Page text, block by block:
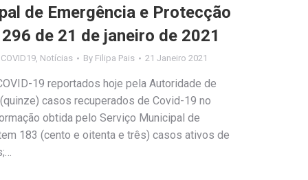
de Emergência e Protecção
de 21 de janeiro de 2021
, Notícias By Filipa Pais 21 Janeiro 2021
19 reportados hoje pela Autoridade de
casos recuperados de Covid-19 no
obtida pelo Serviço Municipal de
183 (cento e oitenta e três) casos ativos de